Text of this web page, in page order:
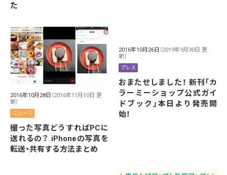
た
2016年10月28日 （2016年11月10日 更
新）
ニュース
撮った写真どうすればPCに
送れるの？ iPhoneの写真を
転送・共有する方法まとめ
2016年10月26日 （2019年9月30日 更
新）
プレス
おまたせしました！ 新刊「カ
ラーミーショップ公式ガイ
ドブック」本日より発売開
始！